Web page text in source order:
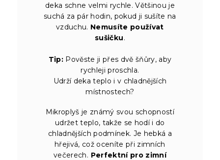
deka schne velmi rychle. Většinou je
suchá za pár hodin, pokud ji sušíte na
vzduchu. Nemusíte používat
sušičku.
Tip: Pověste ji přes dvě šňůry, aby
rychleji proschla.
Udrží deka teplo i v chladnějších
místnostech?
Mikroplyš je známý svou schopností
udržet teplo, takže se hodí i do
chladnějších podmínek. Je hebká a
hřejivá, což oceníte při zimních
večerech. Perfektní pro zimní